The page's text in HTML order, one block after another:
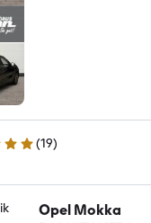
(19)
Opel Mokka